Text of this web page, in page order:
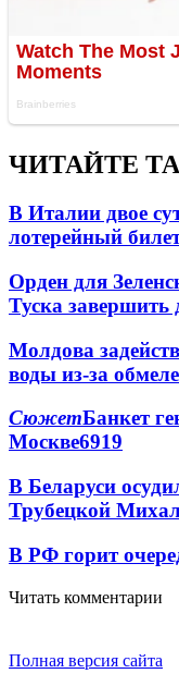
ЧИТАЙТЕ
В Италии двое
лотерейный
Орден для
Туска завершить
Молдова
воды из-за
СюжетБанкет
Москве6919
В Беларуси
Трубецкой
В РФ горит
Читать комментарии
Полная версия сайта